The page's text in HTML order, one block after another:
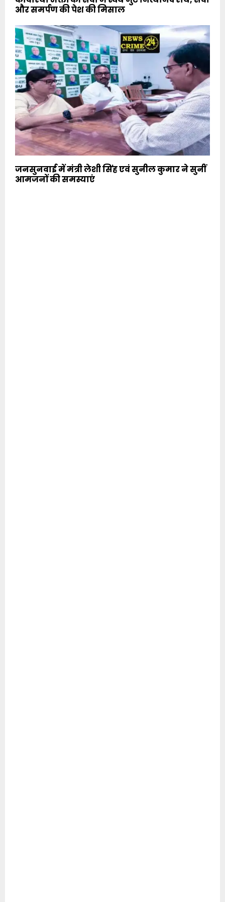
और समर्पण की पेश की मिसाल
जनसुनवाई में मंत्री लेशी सिंह एवं सुनील कुमार ने सुनीं
आमजनों की समस्याएं